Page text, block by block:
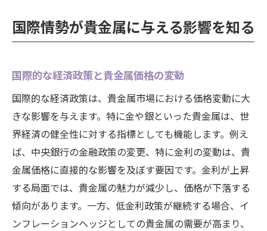
国際情勢が貴金属に与える影響を知る
国際的な経済政策と貴金属価格の変動
国際的な経済政策は、貴金属市場における価格変動に大
きな影響を与えます。特に金や銀といった貴金属は、世
界経済の健全性に対する指標としても機能します。例え
ば、中央銀行の金融政策の変更、特に金利の変動は、貴
金属価格に直接的な影響を及ぼす要因です。金利が上昇
する局面では、貴金属の魅力が減少し、価格が下落する
傾向があります。一方、低金利政策が継続する場合、イ
ンフレーションヘッジとしての貴金属の需要が高まり、